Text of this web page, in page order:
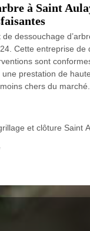
à Saint
dessouchage
Cette entreprise
sont
prestation de
chers du
et clôture Saint